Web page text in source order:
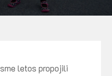
letos propojili